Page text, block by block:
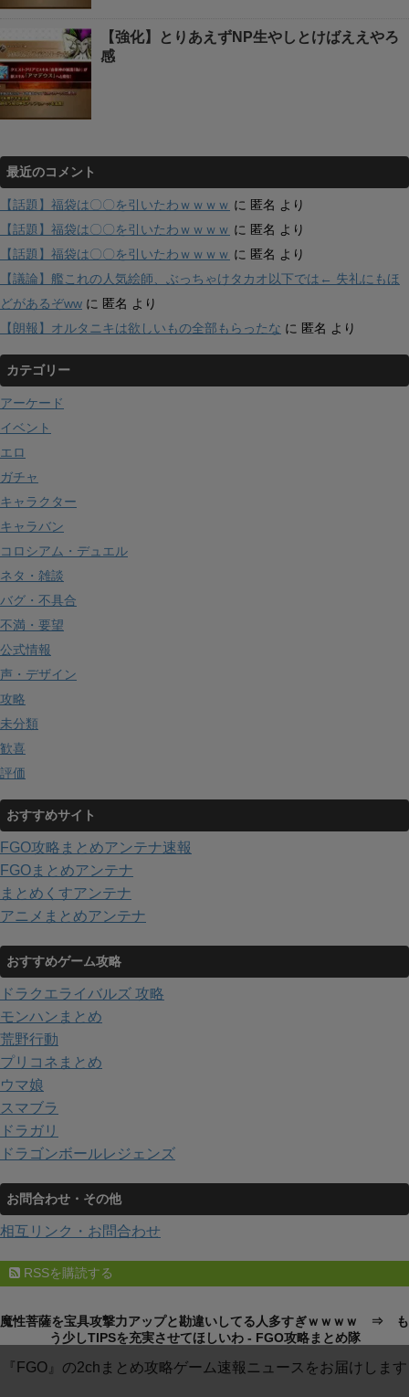
【強化】とりあえずNP生やしとけばええやろ
感
最近のコメント
【話題】福袋は〇〇を引いたわｗｗｗｗ に 匿名 より
【話題】福袋は〇〇を引いたわｗｗｗｗ に 匿名 より
【話題】福袋は〇〇を引いたわｗｗｗｗ に 匿名 より
【議論】艦これの人気絵師、ぶっちゃけタカオ以下では← 失礼にもほ
どがあるぞww に 匿名 より
【朗報】オルタニキは欲しいもの全部もらったな に 匿名 より
カテゴリー
アーケード
イベント
エロ
ガチャ
キャラクター
キャラバン
コロシアム・デュエル
ネタ・雑談
バグ・不具合
不満・要望
公式情報
声・デザイン
攻略
未分類
歓喜
評価
おすすめサイト
FGO攻略まとめアンテナ速報
FGOまとめアンテナ
まとめくすアンテナ
アニメまとめアンテナ
おすすめゲーム攻略
ドラクエライバルズ 攻略
モンハンまとめ
荒野行動
プリコネまとめ
ウマ娘
スマブラ
ドラガリ
ドラゴンボールレジェンズ
お問合わせ・その他
相互リンク・お問合わせ
RSSを購読する
魔性菩薩を宝具攻撃力アップと勘違いしてる人多すぎｗｗｗｗ ⇒ も
う少しTIPSを充実させてほしいわ - FGO攻略まとめ隊
『FGO』の2chまとめ攻略ゲーム速報ニュースをお届けします